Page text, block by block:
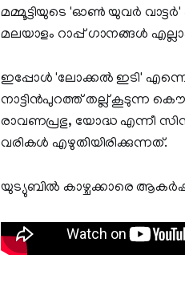
മമ്മൂട്ടിയുടെ 'ഓണ്‍ യുവര്‍
മലയാളം റാപ്പ് ഗാനങ്ങള്‍ എല്ലാം
ഇപ്പോള്‍ 'ലോക്കല്‍ ഇടി'
നാട്ടിന്‍പുറത്ത് തല്ല് കൂടുന്ന
രാവണപ്രഭു, യോദ്ധ എന്നീ
വരികള്‍ എഴുതിയിരിക്കുന്നത്.
യുട്യുബില്‍ കാഴ്ചക്കാരെ